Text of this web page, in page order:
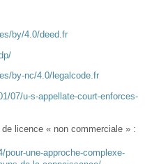
by/4.0/deed.fr
by-nc/4.0/legalcode.fr
07/u-s-appellate-court-enforces-
licence « non commerciale » :
pour-une-approche-complexe-